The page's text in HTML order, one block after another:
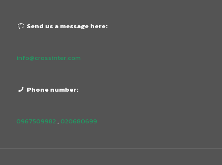
Send us a message here:
info@crossinter.com
Phone number:
0967509982 , 020680699